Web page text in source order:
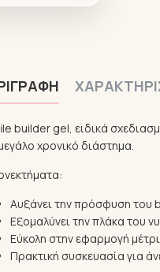
builder gel, ειδικά
χρονικό διάστημα.
Αυξάνει την πρόσφυση του
Εξομαλύνει την πλάκα του
Εύκολη στην εφαρμογή
Πρακτική συσκευασία για